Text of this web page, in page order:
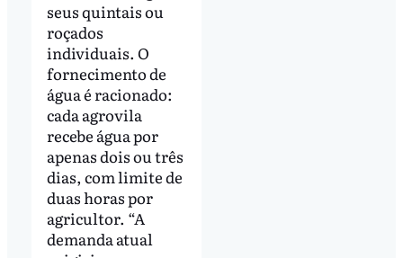
seus quintais ou
roçados
individuais. O
fornecimento de
água é racionado:
cada agrovila
recebe água por
apenas dois ou três
dias, com limite de
duas horas por
agricultor. “A
demanda atual